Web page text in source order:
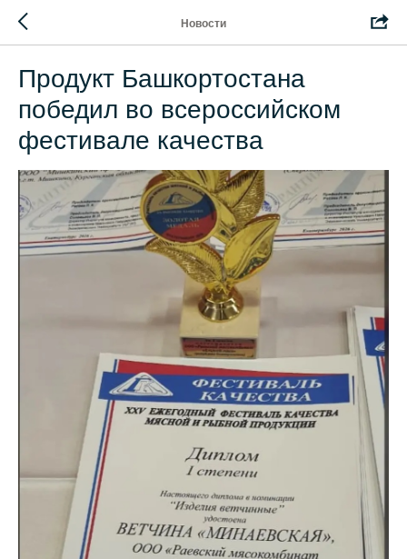
Новости
Продукт Башкортостана
победил во всероссийском
фестивале качества